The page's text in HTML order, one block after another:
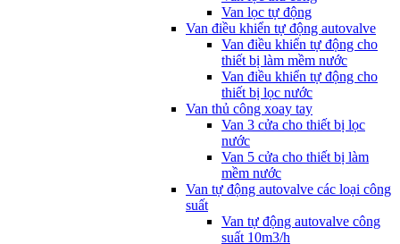
Van lọc tự động
Van điều khiển tự động autovalve
Van điều khiển tự động cho
thiết bị làm mềm nước
Van điều khiển tự động cho
thiết bị lọc nước
Van thủ công xoay tay
Van 3 cửa cho thiết bị lọc
nước
Van 5 cửa cho thiết bị làm
mềm nước
Van tự động autovalve các loại công
suất
Van tự động autovalve công
suất 10m3/h